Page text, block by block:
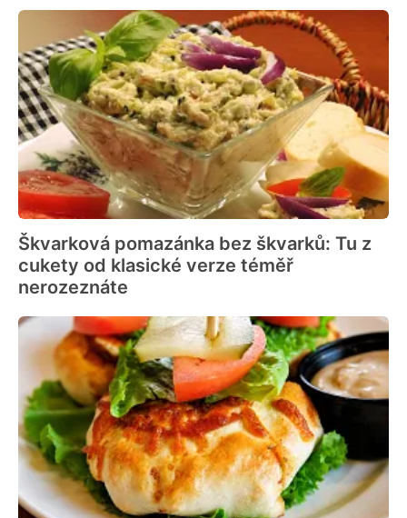
Škvarková pomazánka bez škvarků: Tu z
cukety od klasické verze téměř
nerozeznáte